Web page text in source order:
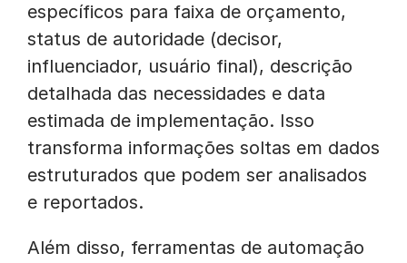
específicos para faixa de orçamento,
status de autoridade (decisor,
influenciador, usuário final), descrição
detalhada das necessidades e data
estimada de implementação. Isso
transforma informações soltas em dados
estruturados que podem ser analisados
e reportados.
Além disso, ferramentas de automação